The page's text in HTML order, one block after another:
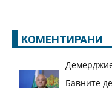
КОМЕНТИРАНИ
Бавните